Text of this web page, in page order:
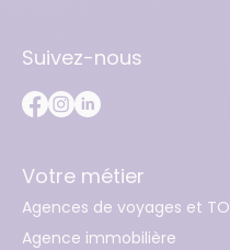
Suivez-nous
Votre métier
Agences de voyages et TO
Agence immobilière